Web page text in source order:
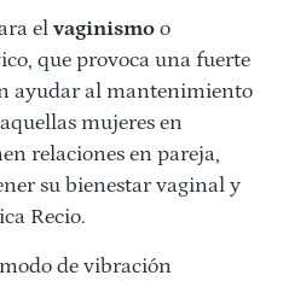
el vaginismo o
que provoca una fuerte
ayudar al mantenimiento
mujeres en
relaciones en pareja,
su bienestar vaginal y
Recio.
de vibración